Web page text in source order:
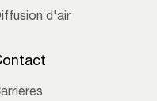
d'air